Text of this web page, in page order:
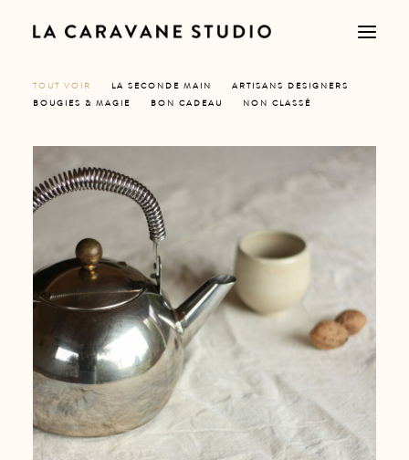
TOUT VOIR LA SECONDE MAIN ARTISANS DESIGNERS
BOUGIES & MAGIE BON CADEAU NON CLASSÉ